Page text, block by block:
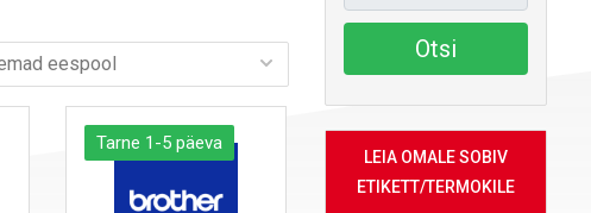
Tarne 1-5 päeva
Otsi
LEIA OMALE SOBIV
ETIKETT/TERMOKILE